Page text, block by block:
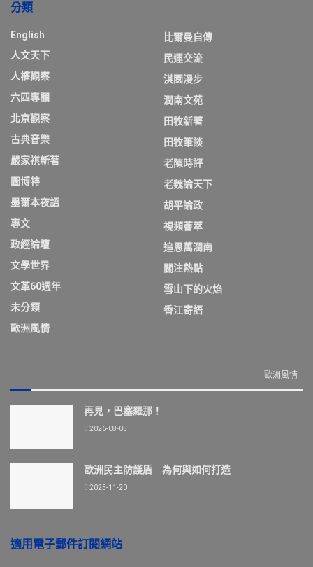
分類
English
人文天下
人權觀察
六四專欄
北京觀察
古典音樂
嚴家祺新著
圖博特
墨爾本夜語
專文
政經論壇
文學世界
文革60週年
未分類
歐洲風情
比爾曼自傳
民運交流
淇園漫步
潤南文苑
田牧新著
田牧筆談
老陳時評
老魏論天下
胡平論政
視頻薈萃
追思萬潤南
關注熱點
雪山下的火焰
香江寄語
歐洲風情
再見，巴塞羅那！
2026-08-05
歐洲民主防護盾 為何與如何打造
2025-11-20
適用電子郵件訂閱網站